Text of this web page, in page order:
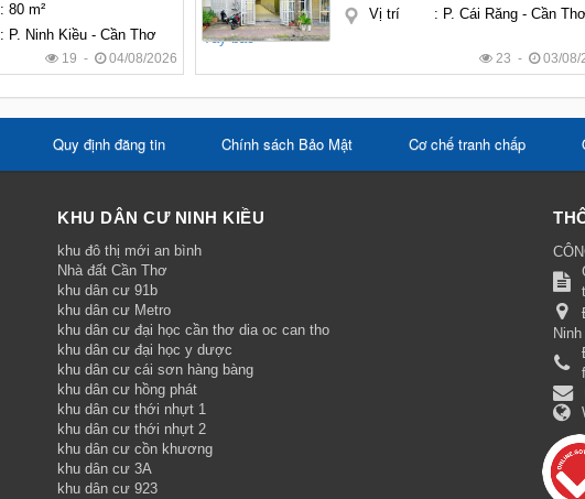
:80 m²
: P. Ninh Kiều - Cần Thơ
19 - 04/08/2026
Vị trí
: P. Cái Răng - Cần
23 - 03/08/
Quy định đăng tin Chính sách Bảo Mật Cơ chế tranh chấp
KHU DÂN CƯ NINH KIỀU
khu đô thị mới an bình
Nhà đất Cần Thơ
khu dân cư 91b
khu dân cư Metro
khu dân cư đại học cần thơ dia oc can tho
khu dân cư đại học y dược
khu dân cư cái sơn hàng bàng
khu dân cư hồng phát
khu dân cư thới nhựt 1
khu dân cư thới nhựt 2
khu dân cư cồn khương
khu dân cư 3A
khu dân cư 923